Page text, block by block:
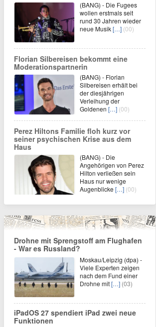
(BANG) - Die Fugees
wollen erstmals seit
rund 30 Jahren wieder
neue Musik[…] (00)
Florian Silbereisen bekommt eine
Moderationspartnerin
(BANG) - Florian
Silbereisen erhält bei
der diesjährigen
Verleihung der
Goldenen […] (00)
Perez Hiltons Familie floh kurz vor
seiner psychischen Krise aus dem
Haus
(BANG) - Die
Angehörigen von Perez
Hilton verließen sein
Haus nur wenige
Augenblicke […] (00)
Drohne mit Sprengstoff am Flughafen
- War es Russland?
Moskau/Leipzig (dpa) -
Viele Experten zeigen
nach dem Fund einer
Drohne mit[…] (03)
iPadOS 27 spendiert iPad zwei neue
Funktionen